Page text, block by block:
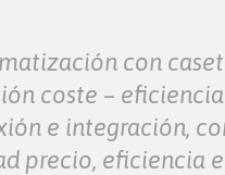
con
coste –
e integración,
precio, eficiencia